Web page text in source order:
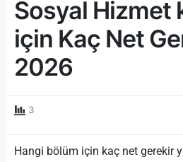
Sosyal Hizmet
için Kaç Net
2026
3
Hangi bölüm için kaç net gerekir